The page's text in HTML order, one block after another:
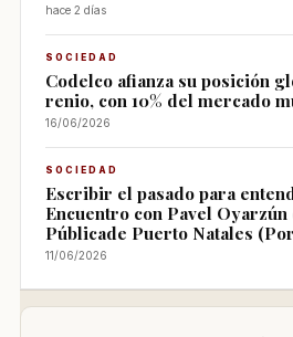
hace 2 días
SOCIEDAD
Codelco afianza su posición
renio, con 10% del mercado
16/06/2026
SOCIEDAD
Escribir el pasado para
Encuentro con Pavel
Públicade Puerto Natales
11/06/2026